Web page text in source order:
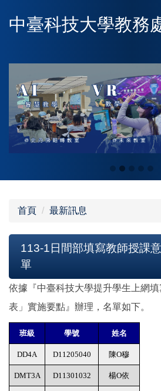
到
內
中臺科技大學教務
首頁 最新訊息
113-1日間部填寫教師授課
單
依據『中臺科技大學提升學生上網
表」實施要點』辦理，名單如下。
班級 學號 姓名
DD4A D11205040 陳O穆
DMT3A D11301032 楊O依